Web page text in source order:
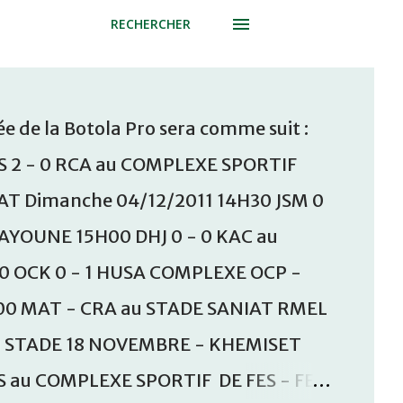
RECHERCHER
de la Botola Pro sera comme suit :
- 0 RCA au COMPLEXE SPORTIF
Dimanche 04/12/2011 14H30 JSM 0
15H00 DHJ 0 - 0 KAC au
OCK 0 - 1 HUSA COMPLEXE OCP -
MAT - CRA au STADE SANIAT RMEL
18 NOVEMBRE - KHEMISET
COMPLEXE SPORTIF DE FES - FES